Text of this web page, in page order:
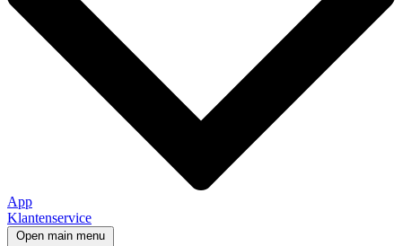
App
Klantenservice
Open main menu